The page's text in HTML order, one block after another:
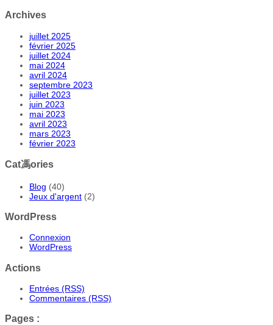
Archives
juillet 2025
février 2025
juillet 2024
mai 2024
avril 2024
septembre 2023
juillet 2023
juin 2023
mai 2023
avril 2023
mars 2023
février 2023
Cat馮ories
Blog (40)
Jeux d'argent (2)
WordPress
Connexion
WordPress
Actions
Entrées (RSS)
Commentaires (RSS)
Pages :